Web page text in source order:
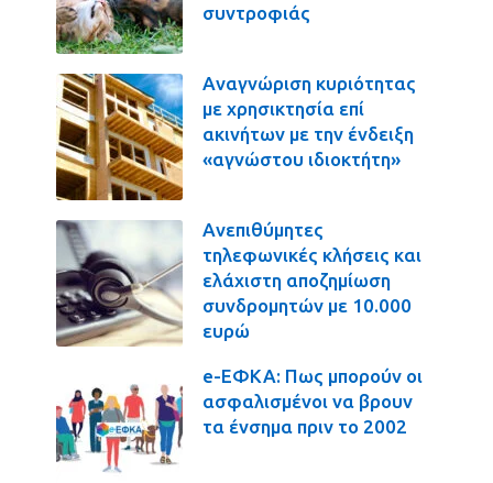
συντροφιάς
Αναγνώριση κυριότητας
με χρησικτησία επί
ακινήτων με την ένδειξη
«αγνώστου ιδιοκτήτη»
Ανεπιθύμητες
τηλεφωνικές κλήσεις και
ελάχιστη αποζημίωση
συνδρομητών με 10.000
ευρώ
e-ΕΦΚΑ: Πως μπορούν οι
ασφαλισμένοι να βρουν
τα ένσημα πριν το 2002